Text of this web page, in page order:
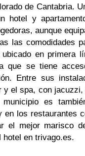
de Cantabria.
hotel y
aunque
las comodidades
en primera
que se tiene
Entre sus
y el spa, con
es
en los restaurantes
el mejor marisco
hotel en trivago.es.